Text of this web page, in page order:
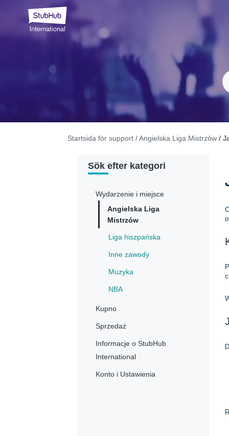
Startsida för support / Angielska Liga Mistrzów /
Sök efter kategori
Wydarzenie i miejsce
Angielska Liga
Mistrzów
Liga hiszpańska
Inne zawody
Muzyka
NBA
Kupno
Sprzedaż
Informacje o StubHub
International
Konto i Ustawienia